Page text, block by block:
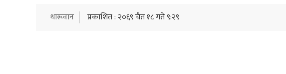
थारूवान प्रकाशित : २०६९ चैत १८ गते ९:२९